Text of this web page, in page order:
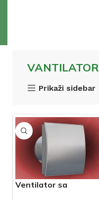
VANTILATOR
Prikaži sidebar
Ventilator sa